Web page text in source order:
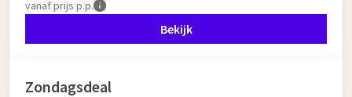
vanafprijs p.p.
Bekijk
Zondagsdeal